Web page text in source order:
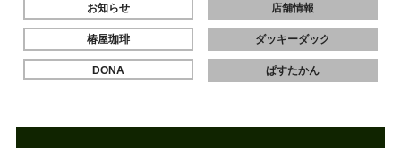
お知らせ 店舗情報
椿屋珈琲 ダッキーダック
DONA ぱすたかん